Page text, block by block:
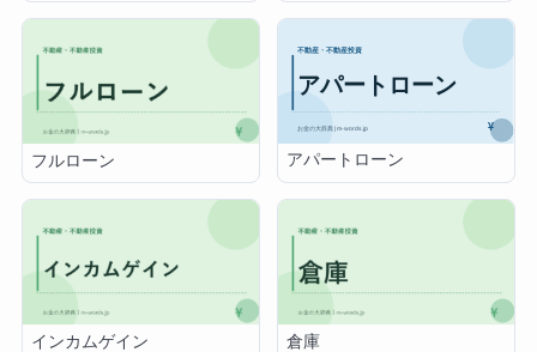
フルローン アパートローン
インカムゲイン 倉庫